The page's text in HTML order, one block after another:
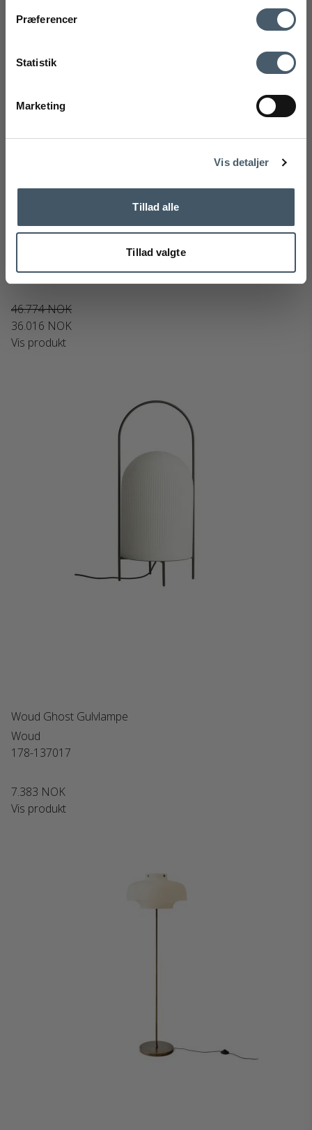
Præferencer
Statistik
Marketing
Vis detaljer
Tillad alle
Tillad valgte
Louis Poulsen PH 4½ - 3½ Glas Gulvlampe
237-5744161514
46.774 NOK
36.016 NOK
Vis produkt
Woud Ghost Gulvlampe
Woud
178-137017
7.383 NOK
Vis produkt
Ved å registrere deg godtar du å motta vårt nyhetsbrev
med gode tilbud og inspirasjon. Du kan alltid trekke tilbake
Nej tak